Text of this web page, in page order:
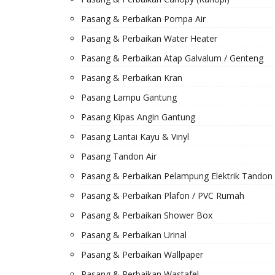
Pasang & Perbaikan Pompa Air
Pasang & Perbaikan Water Heater
Pasang & Perbaikan Atap Galvalum / Genteng
Pasang & Perbaikan Kran
Pasang Lampu Gantung
Pasang Kipas Angin Gantung
Pasang Lantai Kayu & Vinyl
Pasang Tandon Air
Pasang & Perbaikan Pelampung Elektrik Tandon
Pasang & Perbaikan Plafon / PVC Rumah
Pasang & Perbaikan Shower Box
Pasang & Perbaikan Urinal
Pasang & Perbaikan Wallpaper